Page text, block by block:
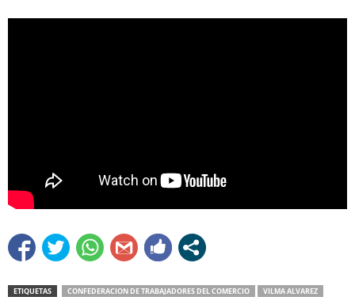
ETIQUETAS CONFEDERACION DE TRABAJADORES DEL COMERCIO VILMA ALVAREZ